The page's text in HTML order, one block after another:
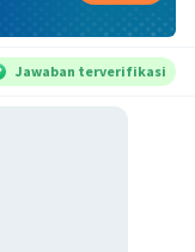
Jawaban terverifikasi